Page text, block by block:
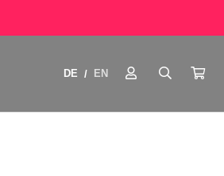
DE / EN